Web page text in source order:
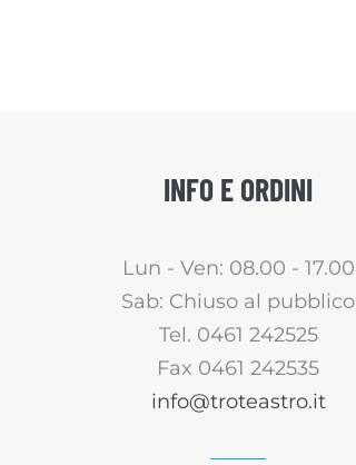
INFO E ORDINI
Lun - Ven: 08.00 - 17.00
Sab: Chiuso al pubblico
Tel. 0461 242525
Fax 0461 242535
info@troteastro.it